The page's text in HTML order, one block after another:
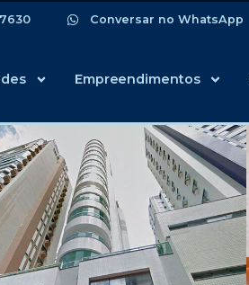
Conversar no WhatsApp
Empreendimentos